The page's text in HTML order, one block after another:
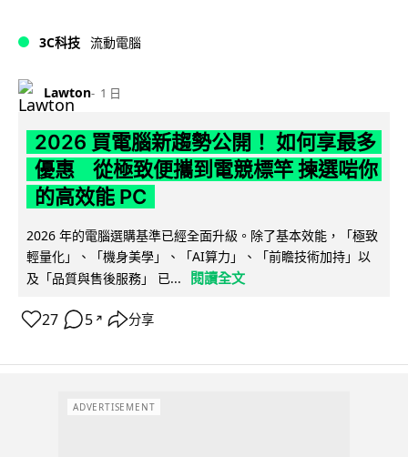
3C科技 流動電腦
Lawton 1 日
2026 買電腦新趨勢公開！ 如何享最多
優惠 從極致便攜到電競標竿 揀選啱你
的高效能 PC
2026 年的電腦選購基準已經全面升級。除了基本效能，「極致
輕量化」、「機身美學」、「AI算力」、「前瞻技術加持」以
及「品質與售後服務」 已...
閱讀全文
27 5 ↗ 分享
ADVERTISEMENT